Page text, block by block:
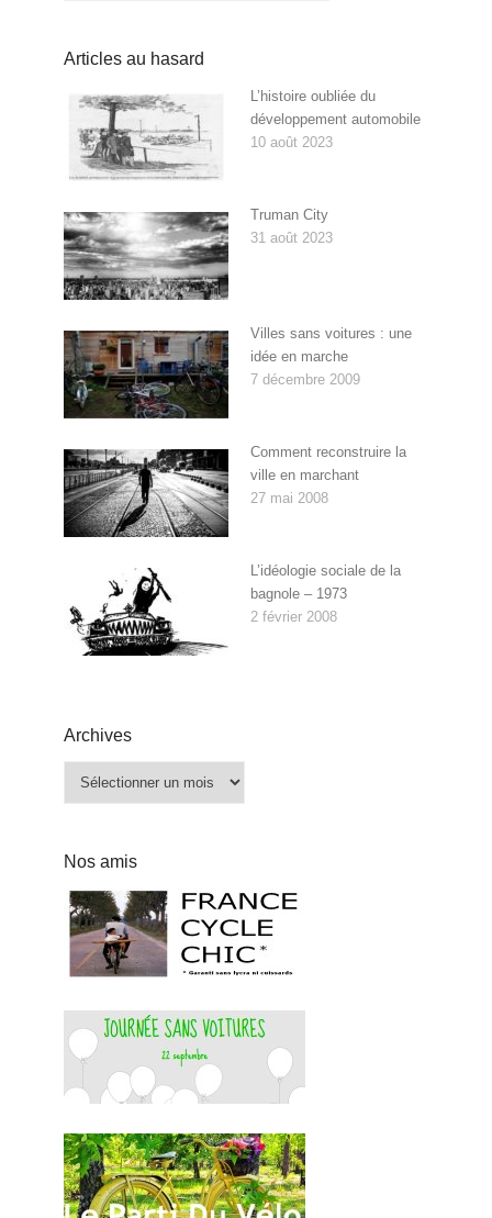
Articles au hasard
L’histoire oubliée du
développement automobile
10 août 2023
Truman City
31 août 2023
Villes sans voitures : une
idée en marche
7 décembre 2009
Comment reconstruire la
ville en marchant
27 mai 2008
L’idéologie sociale de la
bagnole – 1973
2 février 2008
Archives
Archives
Nos amis